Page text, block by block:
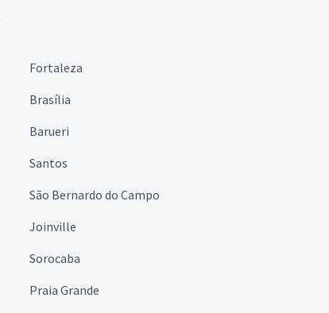
Fortaleza
Brasília
Barueri
Santos
São Bernardo do Campo
Joinville
Sorocaba
Praia Grande